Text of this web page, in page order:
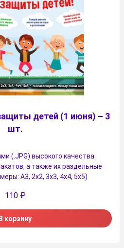
детей (1 июня) – 3
шт.
(.JPG) высокого качества:
а также их раздельные
А3, 2х2, 3х3, 4х4, 5х5)
110 ₽
В корзину